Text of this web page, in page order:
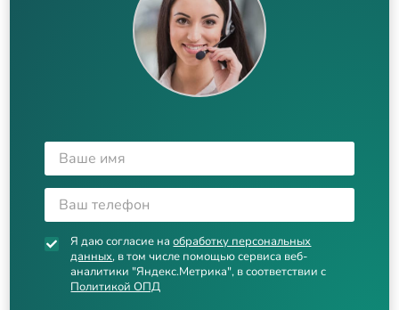
Я даю согласие наобработку персональных
данных, в том числе помощью сервиса веб-
аналитики "Яндекс.Метрика", в соответствии с
Политикой ОПД